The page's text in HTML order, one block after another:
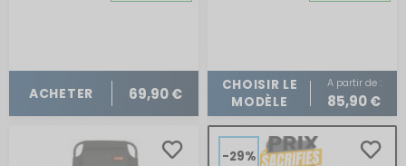
ACHETER 69,90 €
CHOISIR LE
MODÈLE
A partir de :
85,90 €
-29%